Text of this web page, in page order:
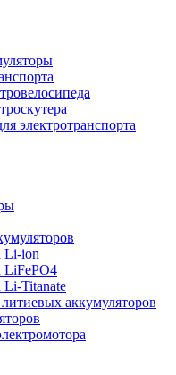
электротранспорта
Li-ion
LiFePO4
Li-Titanate
аккумуляторов